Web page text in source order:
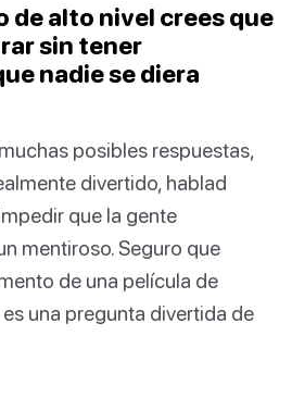
de alto nivel crees que
sin tener
nadie se diera
posibles respuestas,
divertido, hablad
que la gente
mentiroso. Seguro que
de una película de
una pregunta divertida de